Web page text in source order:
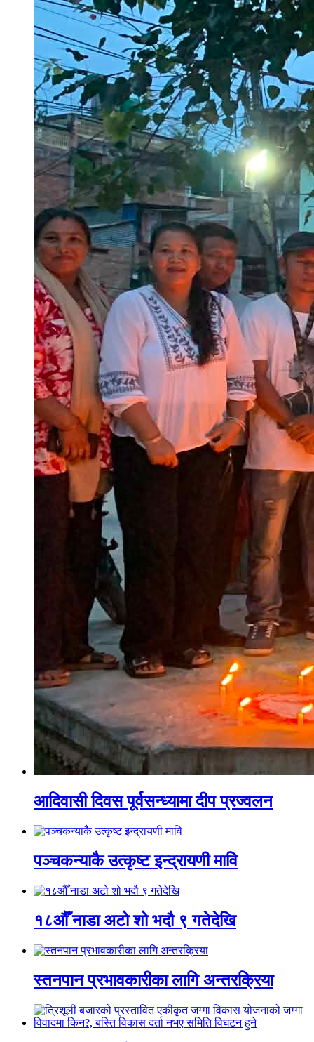
आदिवासी दिवस पूर्वसन्ध्यामा दीप प्रज्वलन
पञ्चकन्याकै उत्कृष्ट इन्द्रायणी मावि
१८औँ नाडा अटो शो भदौ ९ गतेदेखि
स्तनपान प्रभावकारीका लागि अन्तरक्रिया